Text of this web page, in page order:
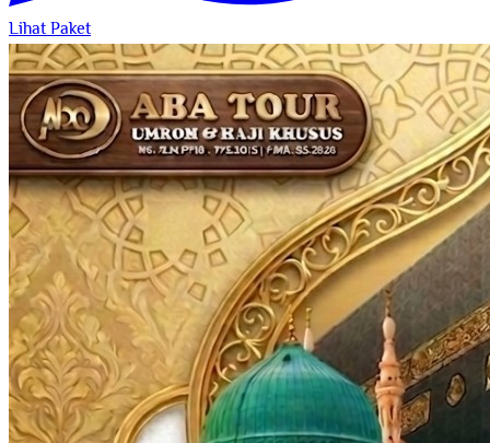
Lihat Paket